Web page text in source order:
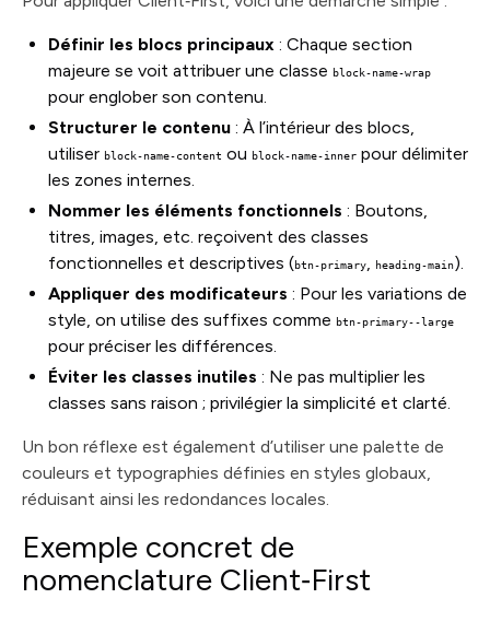
Définir les blocs principaux : Chaque section
majeure se voit attribuer une classe block-name-wrap
pour englober son contenu.
Structurer le contenu : À l’intérieur des blocs,
utiliser block-name-content ou block-name-inner pour délimiter
les zones internes.
Nommer les éléments fonctionnels : Boutons,
titres, images, etc. reçoivent des classes
fonctionnelles et descriptives (btn-primary, heading-main).
Appliquer des modificateurs : Pour les variations de
style, on utilise des suffixes comme btn-primary--large
pour préciser les différences.
Éviter les classes inutiles : Ne pas multiplier les
classes sans raison ; privilégier la simplicité et clarté.
Un bon réflexe est également d’utiliser une palette de
couleurs et typographies définies en styles globaux,
réduisant ainsi les redondances locales.
Exemple concret de
nomenclature Client‑First